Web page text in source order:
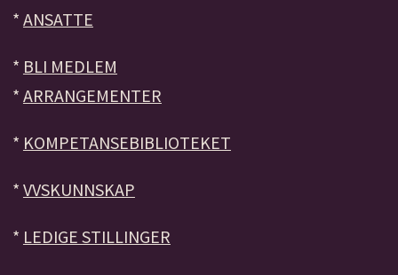
* ANSATTE
* BLI MEDLEM
* ARRANGEMENTER
* KOMPETANSEBIBLIOTEKET
* VVSKUNNSKAP
* LEDIGE STILLINGER